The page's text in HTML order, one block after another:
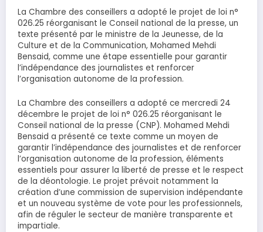
La Chambre des conseillers a adopté le projet de loi n°
026.25 réorganisant le Conseil national de la presse, un
texte présenté par le ministre de la Jeunesse, de la
Culture et de la Communication, Mohamed Mehdi
Bensaid, comme une étape essentielle pour garantir
l’indépendance des journalistes et renforcer
l’organisation autonome de la profession.
La Chambre des conseillers a adopté ce mercredi 24
décembre le projet de loi n° 026.25 réorganisant le
Conseil national de la presse (CNP). Mohamed Mehdi
Bensaid a présenté ce texte comme un moyen de
garantir l’indépendance des journalistes et de renforcer
l’organisation autonome de la profession, éléments
essentiels pour assurer la liberté de presse et le respect
de la déontologie. Le projet prévoit notamment la
création d’une commission de supervision indépendante
et un nouveau système de vote pour les professionnels,
afin de réguler le secteur de manière transparente et
impartiale.